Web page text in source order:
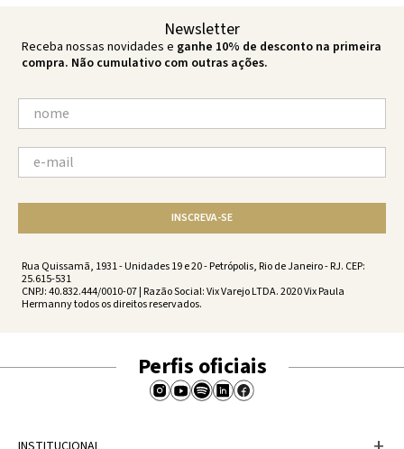
Newsletter
Receba nossas novidades e ganhe 10% de desconto na primeira
compra. Não cumulativo com outras ações.
INSCREVA-SE
Rua Quissamã, 1931 - Unidades 19 e 20 - Petrópolis, Rio de Janeiro - RJ. CEP:
25.615-531
CNPJ: 40.832.444/0010-07 | Razão Social: Vix Varejo LTDA. 2020 Vix Paula
Hermanny todos os direitos reservados.
Perfis oficiais